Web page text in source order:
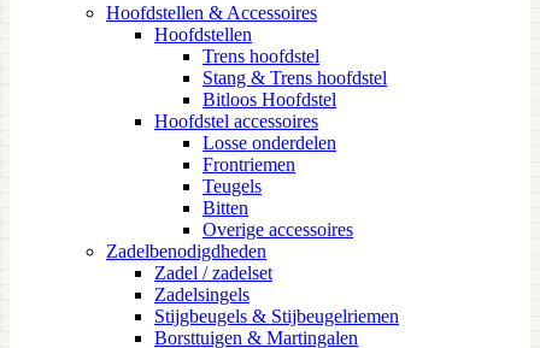
Hoofdstellen & Accessoires
Hoofdstellen
Trens hoofdstel
Stang & Trens hoofdstel
Bitloos Hoofdstel
Hoofdstel accessoires
Losse onderdelen
Frontriemen
Teugels
Bitten
Overige accessoires
Zadelbenodigdheden
Zadel / zadelset
Zadelsingels
Stijgbeugels & Stijbeugelriemen
Borsttuigen & Martingalen